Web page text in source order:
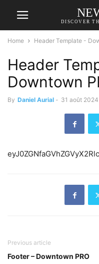
DISCOVER
Home Header Template -
Header
Downtown
By Daniel Aurial - 31 août 2024
Previous article
Footer – Downtown PRO